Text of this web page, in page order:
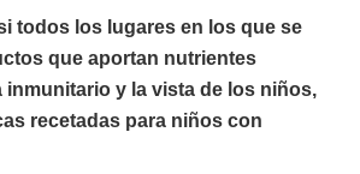
todos los lugares en los que se
que aportan nutrientes
y la vista de los niños,
recetadas para niños con